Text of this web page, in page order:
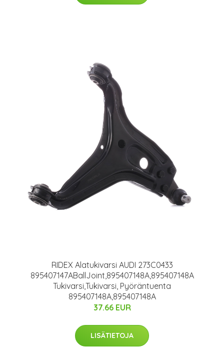
RIDEX Alatukivarsi AUDI 273C0433
895407147ABallJoint,895407148A,895407148A
Tukivarsi,Tukivarsi, Pyöräntuenta
895407148A,895407148A
37.66 EUR
LISÄTIETOJA